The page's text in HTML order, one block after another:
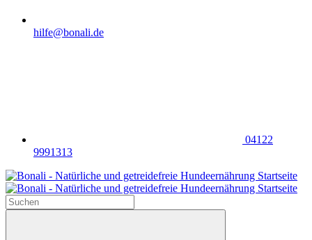
hilfe@bonali.de
04122
9991313